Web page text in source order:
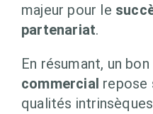
majeur pour le
partenariat.
En résumant, un bon
commercial repose
qualités